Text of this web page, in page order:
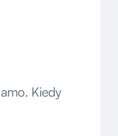
Kiedy